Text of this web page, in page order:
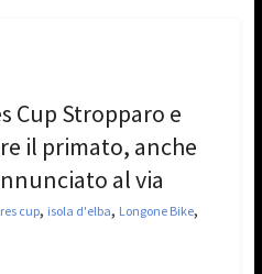
Cup Stropparo e
il primato, anche
al via
cup, isola d'elba, Longone Bike,